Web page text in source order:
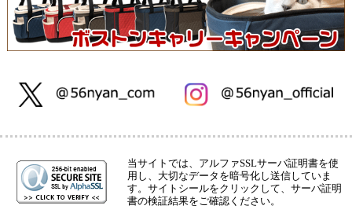
当サイトでは、アルファSSLサーバ証明書を使
用し、大切なデータを暗号化し送信していま
す。サイトシールをクリックして、サーバ証明
書の検証結果をご確認ください。